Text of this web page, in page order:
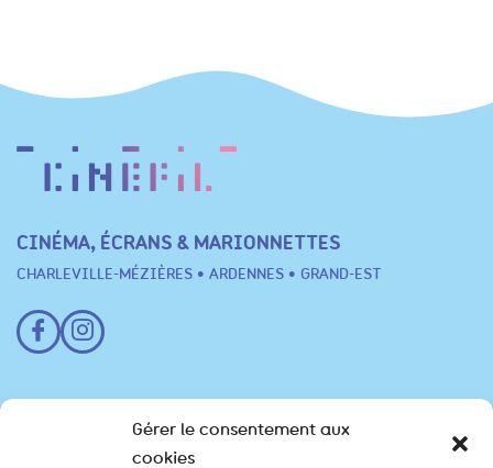
Gérer le consentement aux
cookies
CINÉMA, ÉCRANS & MARIONNETTES
CHARLEVILLE-MÉZIÈRES • ARDENNES • GRAND-EST